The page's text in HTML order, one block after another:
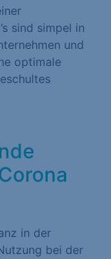
sind simpel in
und
optimale
in der
bei der
Diese
Besucher
Informationen
wie
oder Publishern
Sie tun
verfolgen.